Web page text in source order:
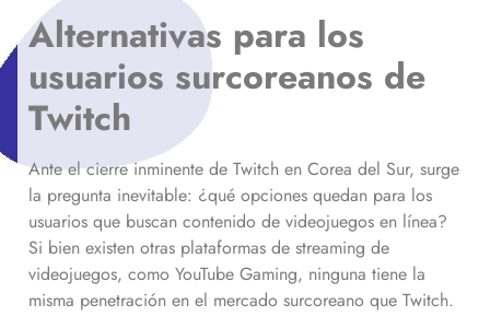
Alternativas para los
usuarios surcoreanos de
Twitch
Ante el cierre inminente de Twitch en Corea del Sur, surge
la pregunta inevitable: ¿qué opciones quedan para los
usuarios que buscan contenido de videojuegos en línea?
Si bien existen otras plataformas de streaming de
videojuegos, como YouTube Gaming, ninguna tiene la
misma penetración en el mercado surcoreano que Twitch.